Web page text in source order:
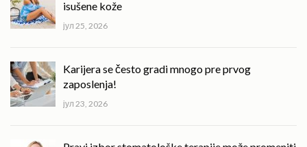
isušene kože
јул 25, 2026
Karijera se često gradi mnogo pre prvog
zaposlenja!
јул 23, 2026